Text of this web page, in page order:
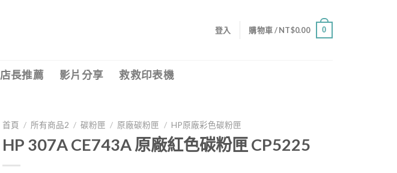
登入 購物車 /NT$0.00 0
店長推薦 影片分享 救救印表機
首頁 / 所有商品2 / 碳粉匣 / 原廠碳粉匣 / HP原廠彩色碳粉匣
HP 307A CE743A 原廠紅色碳粉匣 CP5225